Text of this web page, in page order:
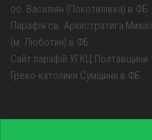
оо. Василіян (Покотилівка) в ФБ
Парафія св. Архистратига
(м. Люботин) в ФБ
Сайт парафій УГКЦ Полтавщини
Греко-католики Сумщини в ФБ